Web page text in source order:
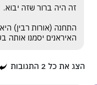
האיראנים יסמנו אותה
הצג את כל 2 התגובות